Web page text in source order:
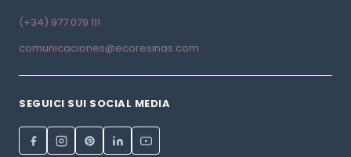
(+34) 977 079 111
comunicaciones@ecoresinas.com
SEGUICI SUI SOCIAL MEDIA